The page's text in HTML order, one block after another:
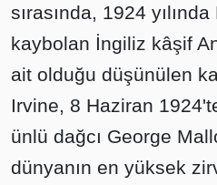
sırasında, 1924
kaybolan İngiliz kâşif
ait olduğu düşünülen
Irvine, 8 Haziran
ünlü dağcı George
dünyanın en yüksek